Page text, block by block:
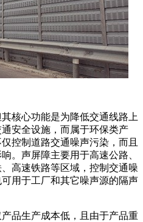
核心功能是为降低交通线路上
安全设施，而属于环保类产
控制道路交通噪声污染，而且
。声屏障主要用于高速公路、
高速铁路等区域，控制交通噪
用于工厂和其它噪声源的隔声
品生产成本低，且由于产品重